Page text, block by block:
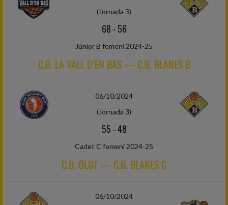
(Jornada 3)
68-56
Júnior B femení 2024-25
C.B. LA VALL D’EN BAS — C.B. BLANES B
06/10/2024
(Jornada 3)
55-48
Cadet C femení 2024-25
C.B. OLOT — C.B. BLANES C
06/10/2024